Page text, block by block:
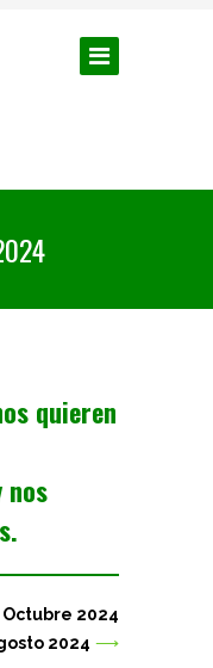
quieren
nos
Octubre 2024
2024 ⟶